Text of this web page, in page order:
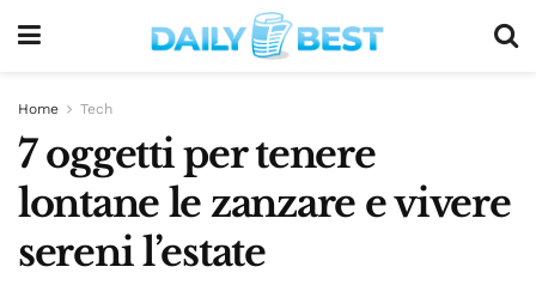
Home Tech
7 oggetti per tenere
lontane le zanzare e vivere
sereni l’estate